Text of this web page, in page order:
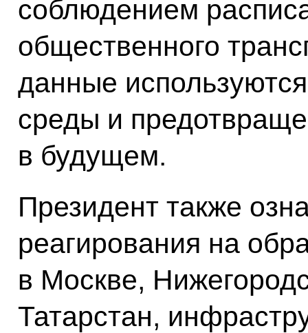
соблюдением
общественного
данные
среды и
в будущем.
Президент также
реагирования на
в Москве,
Татарстан,